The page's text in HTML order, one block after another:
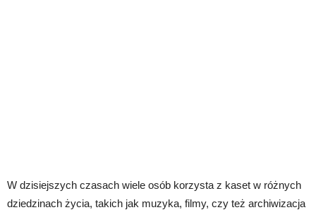
W dzisiejszych czasach wiele osób korzysta z kaset w różnych
dziedzinach życia, takich jak muzyka, filmy, czy też archiwizacja